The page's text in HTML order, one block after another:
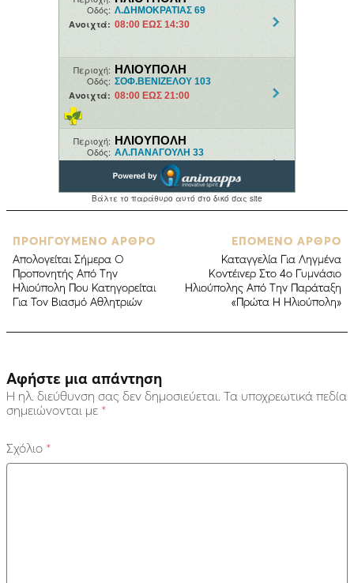
ΠΡΟΗΓΟΥΜΕΝΟ ΑΡΘΡΟ
Απολογείται Σήμερα Ο
Προπονητής Από Την
Ηλιούπολη Που Κατηγορείται
Για Τον Βιασμό Αθλητριών
ΕΠΟΜΕΝΟ ΑΡΘΡΟ
Καταγγελία Για Ληγμένα
Κοντέινερ Στο 4ο Γυμνάσιο
Ηλιούπολης Από Την Παράταξη
«Πρώτα Η Ηλιούπολη»
Αφήστε μια απάντηση
Η ηλ. διεύθυνση σας δεν δημοσιεύεται. Τα υποχρεωτικά πεδία
σημειώνονται με *
Σχόλιο *